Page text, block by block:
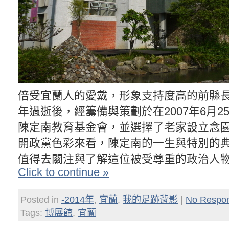
倍受宜蘭人的愛戴，形象支持度高的前縣
年過逝後，經籌備與策劃於在2007年6月
陳定南教育基金會，並選擇了老家設立念
開政黨色彩來看，陳定南的一生與特別的
值得去關注與了解這位被受尊重的政治人
Click to continue »
Posted in -2014年, 宜蘭, 我的足跡背影
No
Tags: 博展館, 宜蘭